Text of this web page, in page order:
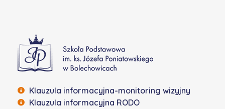
Klauzula informacyjna-monitoring wizyjny
Klauzula informacyjna RODO